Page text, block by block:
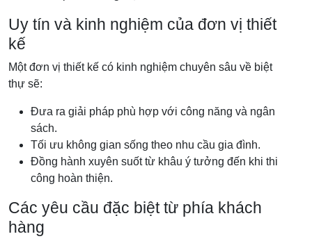
Uy tín và kinh nghiệm của đơn vị thiết
kế
Một đơn vị thiết kế có kinh nghiệm chuyên sâu về biệt
thự sẽ:
Đưa ra giải pháp phù hợp với công năng và ngân
sách.
Tối ưu không gian sống theo nhu cầu gia đình.
Đồng hành xuyên suốt từ khâu ý tưởng đến khi thi
công hoàn thiện.
Các yêu cầu đặc biệt từ phía khách
hàng